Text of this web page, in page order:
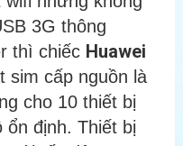
3G thông
thì chiếc Huawei
sim cấp nguồn là
cho 10 thiết bị
ổn định. Thiết bị